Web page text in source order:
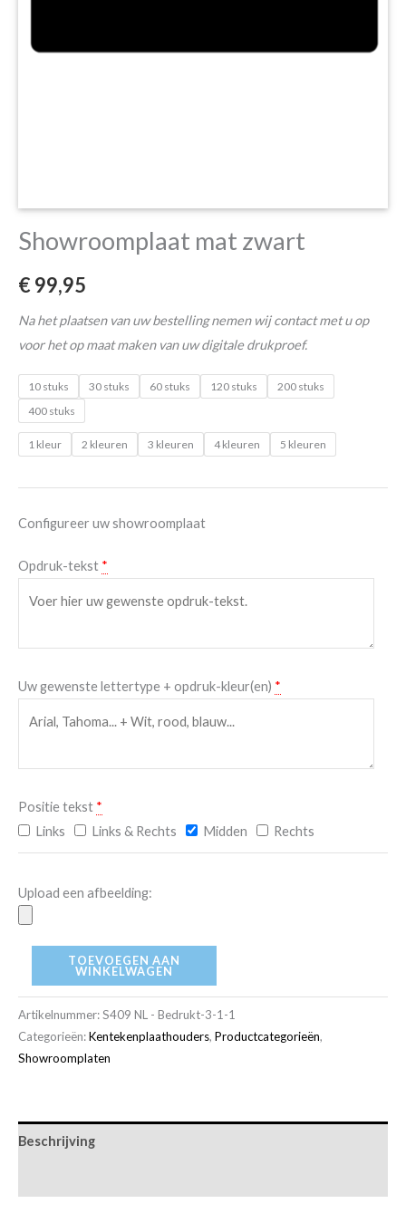
Showroomplaat mat zwart
€99,95
Na het plaatsen van uw bestelling nemen wij contact met u op
voor het op maat maken van uw digitale drukproef.
10 stuks 30 stuks 60 stuks 120 stuks
200 stuks
400 stuks
1 kleur 2 kleuren 3 kleuren 4 kleuren 5 kleuren
Configureer uw showroomplaat
Opdruk-tekst *
Uw gewenste lettertype + opdruk-kleur(en) *
Positie tekst *
Links
Links & Rechts Midden Rechts
Upload een afbeelding:
TOEVOEGEN AAN
WINKELWAGEN
Artikelnummer:S409 NL - Bedrukt-3-1-1
Categorieën:Kentekenplaathouders, Productcategorieën,
Showroomplaten
Beschrijving